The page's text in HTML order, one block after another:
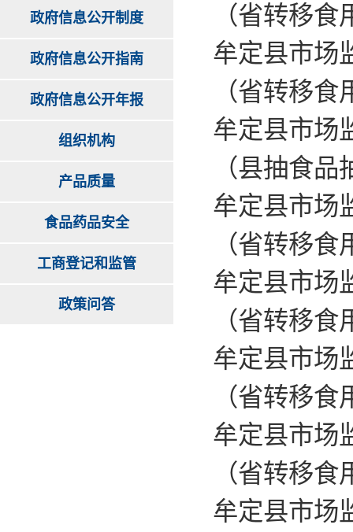
政府信息公开制度
政府信息公开指南
政府信息公开年报
组织机构
产品质量
食品药品安全
工商登记和监管
政策问答
（省转移
牟定县市场
（省转移
牟定县市场
（县抽食
牟定县市场
（省转移
牟定县市场
（省转移
牟定县市场
（省转移
牟定县市场
（省转移
牟定县市场